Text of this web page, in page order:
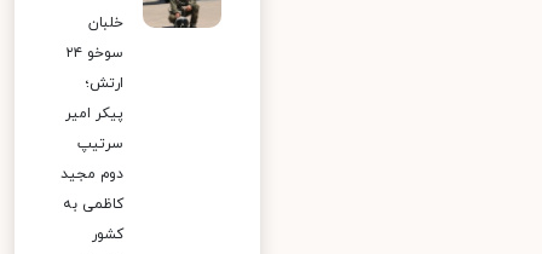
خلبان
سوخو ۲۴
ارتش؛
پیکر امیر
سرتیپ
دوم مجید
کاظمی به
کشور